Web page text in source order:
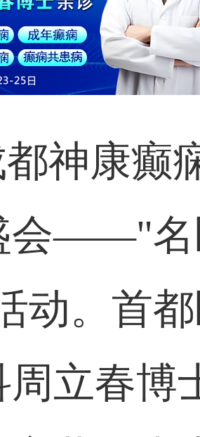
神康癫
会——"名
动。首
立春博